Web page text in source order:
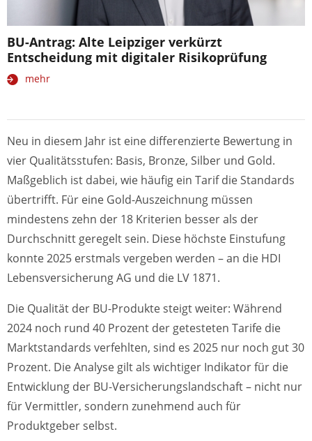
BU-Antrag: Alte Leipziger verkürzt
Entscheidung mit digitaler Risikoprüfung
mehr
Neu in diesem Jahr ist eine differenzierte Bewertung in
vier Qualitätsstufen: Basis, Bronze, Silber und Gold.
Maßgeblich ist dabei, wie häufig ein Tarif die Standards
übertrifft. Für eine Gold-Auszeichnung müssen
mindestens zehn der 18 Kriterien besser als der
Durchschnitt geregelt sein. Diese höchste Einstufung
konnte 2025 erstmals vergeben werden – an die HDI
Lebensversicherung AG und die LV 1871.
Die Qualität der BU-Produkte steigt weiter: Während
2024 noch rund 40 Prozent der getesteten Tarife die
Marktstandards verfehlten, sind es 2025 nur noch gut 30
Prozent. Die Analyse gilt als wichtiger Indikator für die
Entwicklung der BU-Versicherungslandschaft – nicht nur
für Vermittler, sondern zunehmend auch für
Produktgeber selbst.